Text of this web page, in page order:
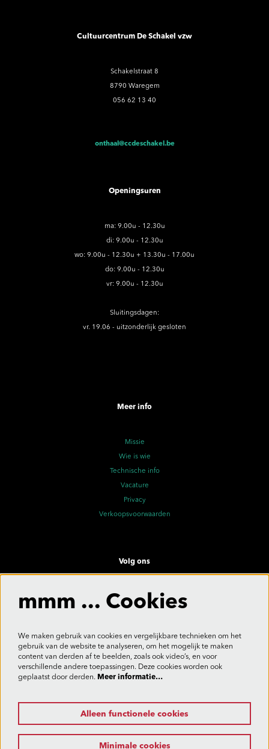
Cultuurcentrum De Schakel vzw
Schakelstraat 8
8790 Waregem
056 62 13 40
onthaal@ccdeschakel.be
Openingsuren
ma: 9.00u - 12.30u
di: 9.00u - 12.30u
wo: 9.00u - 12.30u + 13.30u - 17.00u
do: 9.00u - 12.30u
vr: 9.00u - 12.30u
Sluitingsdagen:
vr. 19.06 - uitzonderlijk gesloten
Meer info
Missie
Wie is wie
Technische info
Vacature
Privacy
Verkoopsvoorwaarden
Volg ons
Aanmelden
Deze site wordt beschermd door reCAPTCHA, dataverwerking gebeurt in overeenstemming met de
mmm ... Cookies
We maken gebruik van cookies en vergelijkbare technieken om het
gebruik van de website te analyseren, om het mogelijk te maken
content van derden af te beelden, zoals ook video’s, en voor
verschillende andere toepassingen. Deze cookies worden ook
geplaatst door derden. Meer informatie…
Alleen functionele cookies
Minimale cookies